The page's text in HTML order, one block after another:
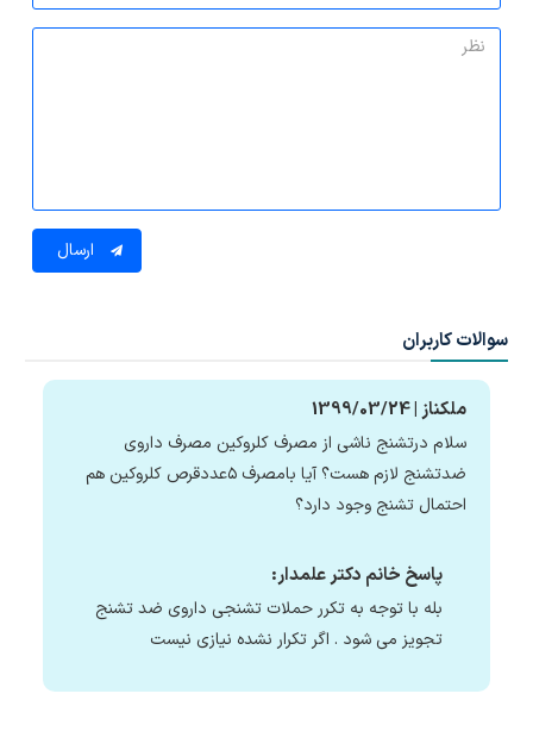
ارسال
سوالات کاربران
ملکناز | 1399/03/24
سلام درتشنج ناشی از مصرف کلروکین مصرف داروی
ضدتشنج لازم هست؟ آیا بامصرف ۵عددقرص کلروکین هم
احتمال تشنج وجود دارد؟
پاسخ خانم دکتر علمدار:
بله با توجه به تکرر حملات تشنجی داروی ضد تشنج
تجویز می شود . اگر تکرار نشده نیازی نیست